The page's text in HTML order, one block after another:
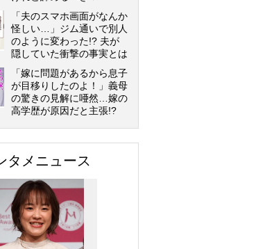
「夫のスマホ画面がなんか
怪しい…」ジム通いで別人
のように変わった!? 夫が
隠していた衝撃の事実とは
「嫁に問題があるから息子
が目移りしたのよ！」義母
の驚きの見解に唖然…嫁の
高学歴が原因だと主張!?
タメニュース